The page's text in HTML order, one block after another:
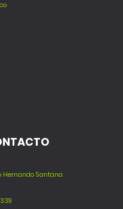
Hernando Santana